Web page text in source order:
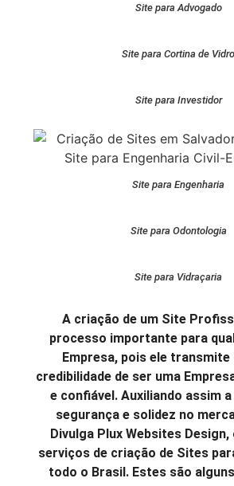
Site para Advogado
Site para Cortina de Vidro
Site para Investidor
Site para Engenharia
Site para Odontologia
Site para Vidraçaria
A criação de um Site
processo importante para
Empresa, pois ele transmite
credibilidade de ser uma
e confiável. Auxiliando assim
segurança e solidez no
Divulga Plux Websites
serviços de criação de Sites
todo o Brasil. Estes são